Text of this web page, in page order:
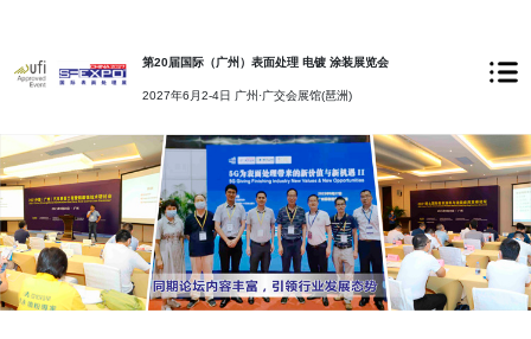
第20届国际（广州）表面处理 电镀 涂装展览会
2027年6月2-4日 广州·广交会展馆(琶洲)